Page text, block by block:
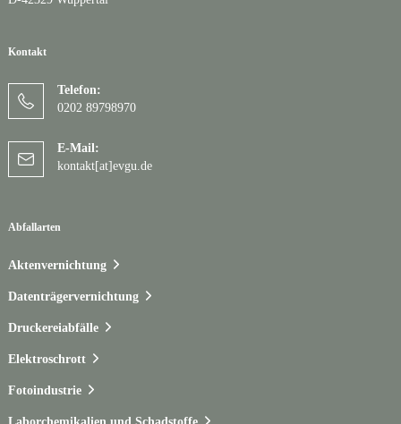
Kontakt
Telefon:
0202 89798970
E-Mail:
kontakt[at]evgu.de
Abfallarten
Aktenvernichtung
Datenträgervernichtung
Druckereiabfälle
Elektroschrott
Fotoindustrie